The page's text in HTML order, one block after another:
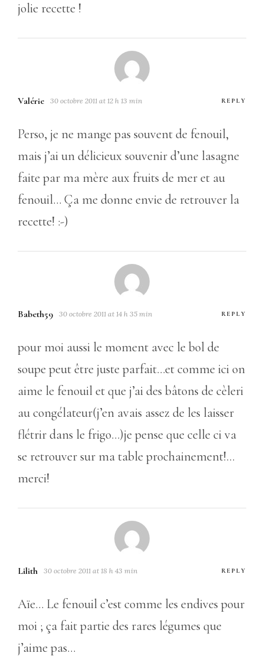
jolie recette !
Valérie 30 octobre 2011 at 12 h 13 min REPLY
Perso, je ne mange pas souvent de fenouil,
mais j’ai un délicieux souvenir d’une lasagne
faite par ma mère aux fruits de mer et au
fenouil… Ça me donne envie de retrouver la
recette! :-)
Babeth59 30 octobre 2011 at 14 h 35 min REPLY
pour moi aussi le moment avec le bol de
soupe peut être juste parfait…et comme ici on
aime le fenouil et que j’ai des bâtons de cèleri
au congélateur(j’en avais assez de les laisser
flétrir dans le frigo…)je pense que celle ci va
se retrouver sur ma table prochainement!…
merci!
Lilith 30 octobre 2011 at 18 h 43 min REPLY
Aïe… Le fenouil c’est comme les endives pour
moi ; ça fait partie des rares légumes que
j’aime pas…